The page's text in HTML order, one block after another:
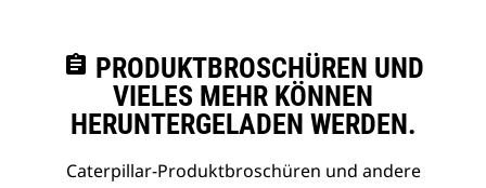
assignment PRODUKTBROSCHÜREN UND
VIELES MEHR KÖNNEN
HERUNTERGELADEN WERDEN.
Caterpillar-Produktbroschüren und andere